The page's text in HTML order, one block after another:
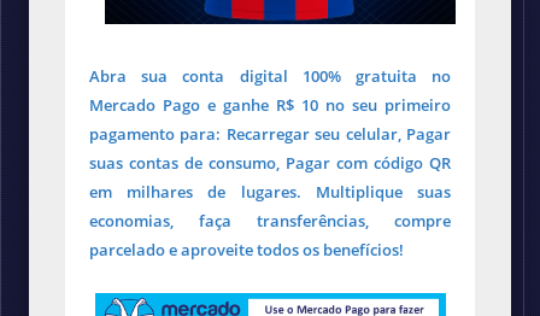
Abra sua conta digital 100% gratuita no
Mercado Pago e ganhe R$ 10 no seu primeiro
pagamento para: Recarregar seu celular, Pagar
suas contas de consumo, Pagar com código QR
em milhares de lugares. Multiplique suas
economias, faça transferências, compre
parcelado e aproveite todos os benefícios!